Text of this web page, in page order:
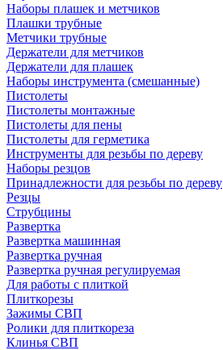
Наборы плашек и метчиков
Плашки трубные
Метчики трубные
Держатели для метчиков
Держатели для плашек
Наборы инструмента (смешанные)
Пистолеты
Пистолеты монтажные
Пистолеты для пены
Пистолеты для герметика
Инструменты для резьбы по дереву
Наборы резцов
Принадлежности для резьбы по дереву
Резцы
Струбцины
Развертка
Развертка машинная
Развертка ручная
Развертка ручная регулируемая
Для работы с плиткой
Плиткорезы
Зажимы СВП
Ролики для плиткореза
Клинья СВП